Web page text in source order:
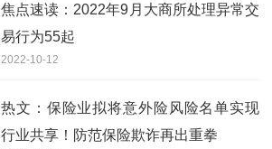
焦点速读：2022年9月大商所处理异常交
易行为55起
2022-10-12
热文：保险业拟将意外险风险名单实现
行业共享！防范保险欺诈再出重拳